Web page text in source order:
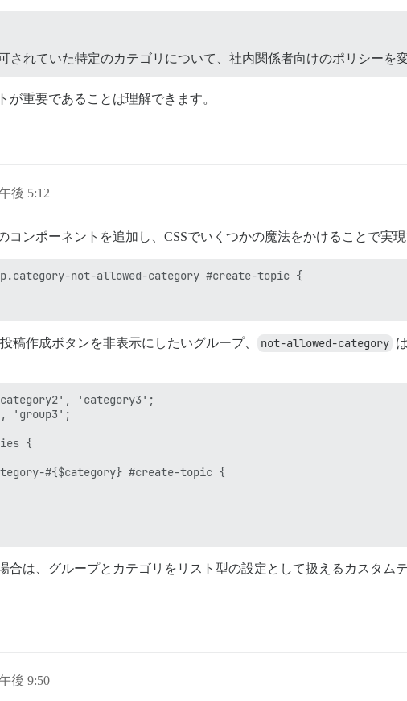
されていた特定のカテゴリについて、社内関係者向けのポリシーを
が重要であることは理解できます。
後 5:12
コンポーネントを追加し、CSSでいくつかの魔法をかけることで実現
not-allowed-category #create-topic {
稿作成ボタンを非表示にしたいグループ、 not-allowed-category
'category3';
'group3';
{
#{$category} #create-topic {
合は、グループとカテゴリをリスト型の設定として扱えるカスタム
後 9:50